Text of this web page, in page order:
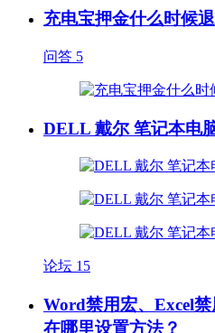
充电宝押金什么时候退
问答 5
DELL 戴尔 笔记本电
论坛 15
Word禁用宏、Excel
在哪里设置方法？